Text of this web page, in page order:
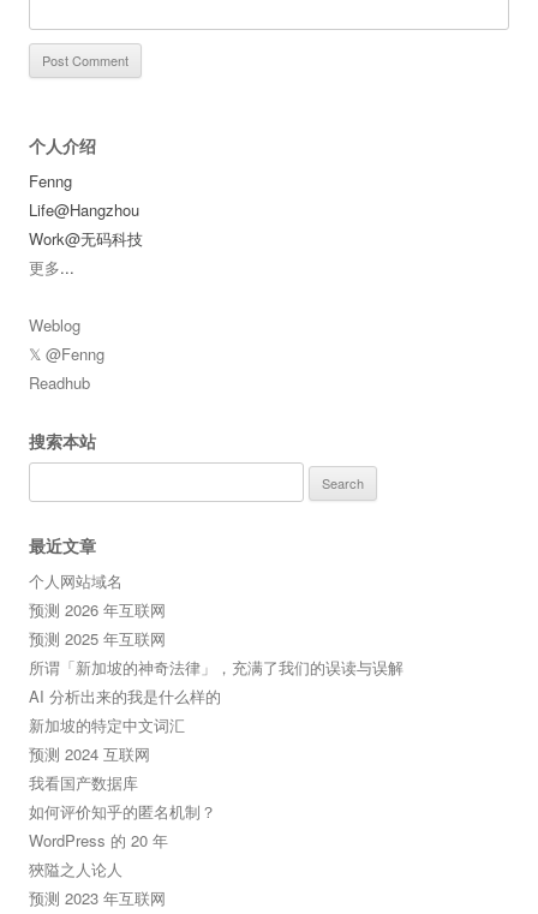
个人介绍
Fenng
Life@Hangzhou
Work@无码科技
更多...
Weblog
𝕏 @Fenng
Readhub
搜索本站
for:
最近文章
个人网站域名
预测 2026 年互联网
预测 2025 年互联网
所谓「新加坡的神奇法律」，充满了我们的误读与误解
AI 分析出来的我是什么样的
新加坡的特定中文词汇
预测 2024 互联网
我看国产数据库
如何评价知乎的匿名机制？
WordPress 的 20 年
狹隘之人论人
预测 2023 年互联网